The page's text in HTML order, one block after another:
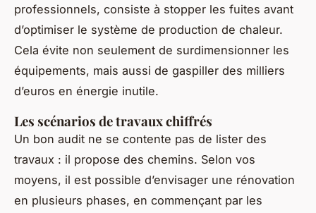
professionnels, consiste à stopper les fuites avant
d’optimiser le système de production de chaleur.
Cela évite non seulement de surdimensionner les
équipements, mais aussi de gaspiller des milliers
d’euros en énergie inutile.
Les scénarios de travaux chiffrés
Un bon audit ne se contente pas de lister des
travaux : il propose des chemins. Selon vos
moyens, il est possible d’envisager une rénovation
en plusieurs phases, en commençant par les